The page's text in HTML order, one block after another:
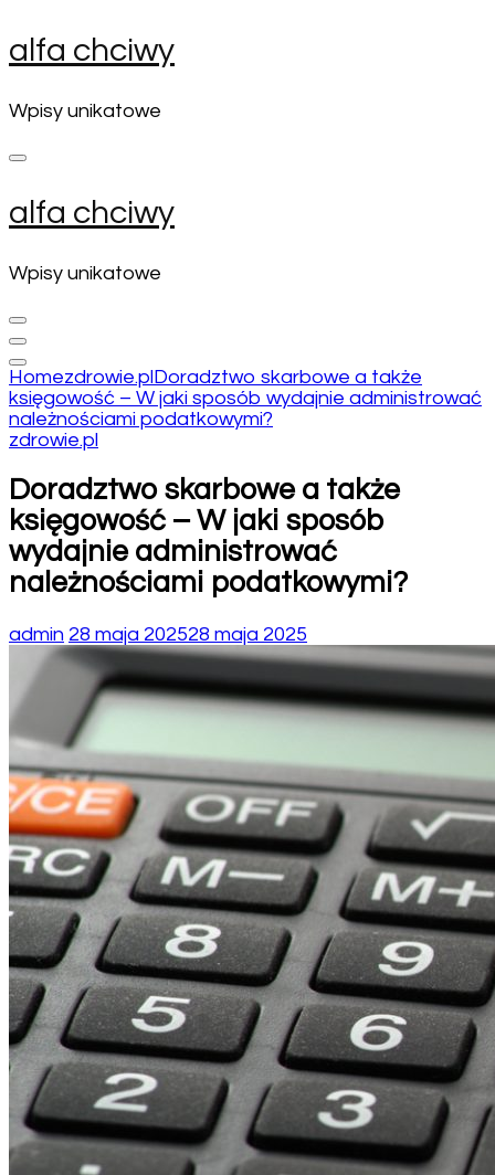
Skip
to
(Press
Enter)
alfa chciwy
Wpisy unikatowe
alfa chciwy
Wpisy unikatowe
Homezdrowie.plDoradztwo skarbowe a także
księgowość – W jaki sposób wydajnie administrować
należnościami podatkowymi?
zdrowie.pl
Doradztwo skarbowe a także
księgowość – W jaki sposób
wydajnie administrować
należnościami podatkowymi?
admin 28 maja 202528 maja 2025